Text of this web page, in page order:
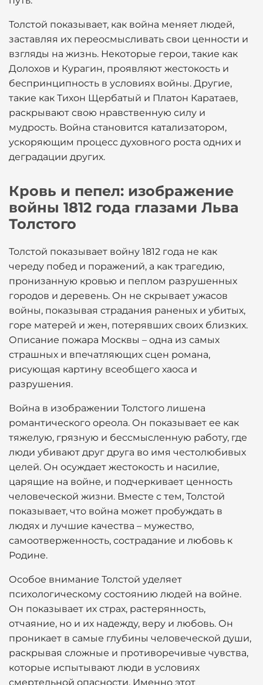
Толстой показывает, как война меняет людей,
заставляя их переосмысливать свои ценности и
взгляды на жизнь. Некоторые герои, такие как
Долохов и Курагин, проявляют жестокость и
беспринципность в условиях войны. Другие,
такие как Тихон Щербатый и Платон Каратаев,
раскрывают свою нравственную силу и
мудрость. Война становится катализатором,
ускоряющим процесс духовного роста одних и
деградации других.
Кровь и пепел: изображение
войны 1812 года глазами Льва
Толстого
Толстой показывает войну 1812 года не как
череду побед и поражений, а как трагедию,
пронизанную кровью и пеплом разрушенных
городов и деревень. Он не скрывает ужасов
войны, показывая страдания раненых и убитых,
горе матерей и жен, потерявших своих близких.
Описание пожара Москвы – одна из самых
страшных и впечатляющих сцен романа,
рисующая картину всеобщего хаоса и
разрушения.
Война в изображении Толстого лишена
романтического ореола. Он показывает ее как
тяжелую, грязную и бессмысленную работу, где
люди убивают друг друга во имя честолюбивых
целей. Он осуждает жестокость и насилие,
царящие на войне, и подчеркивает ценность
человеческой жизни. Вместе с тем, Толстой
показывает, что война может пробуждать в
людях и лучшие качества – мужество,
самоотверженность, сострадание и любовь к
Родине.
Особое внимание Толстой уделяет
психологическому состоянию людей на войне.
Он показывает их страх, растерянность,
отчаяние, но и их надежду, веру и любовь. Он
проникает в самые глубины человеческой души,
раскрывая сложные и противоречивые чувства,
которые испытывают люди в условиях
смертельной опасности. Именно этот